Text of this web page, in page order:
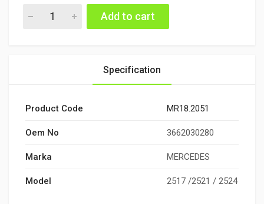
TERMOSTAT CONTASI quantity
Add to cart
Specification
Product Code MR18.2051
Oem No 3662030280
Marka MERCEDES
Model 2517 /2521 / 2524